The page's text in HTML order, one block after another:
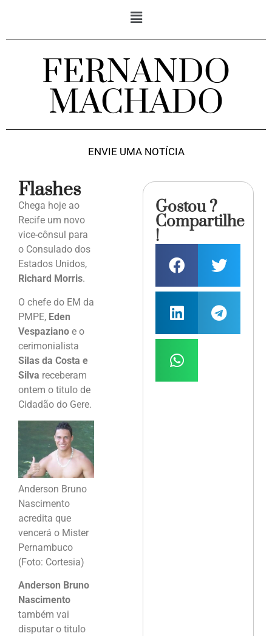
FERNANDO
MACHADO
ENVIE UMA NOTÍCIA
Flashes
Chega hoje ao
Recife um novo
vice-cônsul para
o Consulado dos
Estados Unidos,
Richard Morris.
O chefe do EM da
PMPE, Eden
Vespaziano e o
cerimonialista
Silas da Costa e
Silva receberam
ontem o titulo de
Cidadão do Gere.
Anderson Bruno
Nascimento
acredita que
vencerá o Mister
Pernambuco
(Foto: Cortesia)
Anderson Bruno
Nascimento
também vai
disputar o titulo
Gostou ?
Compartilhe
!